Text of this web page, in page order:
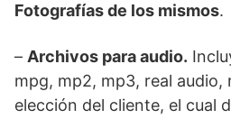
Fotografías de los mismos.
– Archivos para audio.
mpg, mp2, mp3, real audio,
elección del cliente, el cual